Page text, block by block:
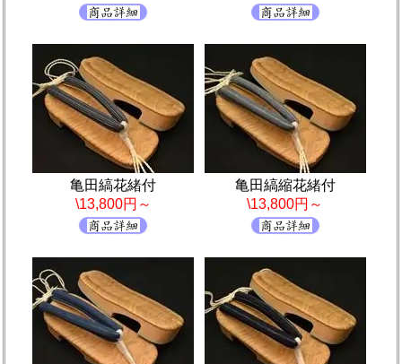
亀田縞花緒付
\13,800円～
亀田縞縮花緒付
\13,800円～